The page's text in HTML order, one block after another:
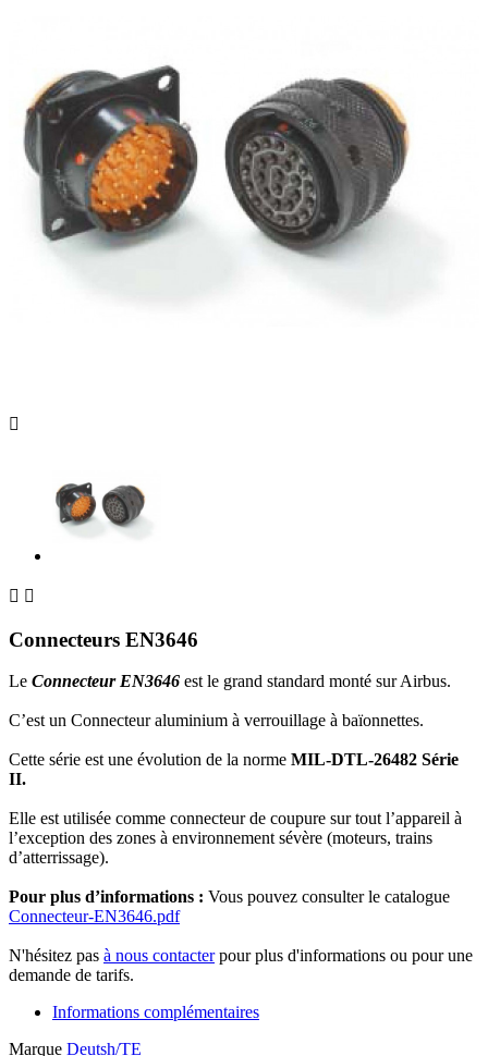

 
Connecteurs EN3646
Le Connecteur EN3646 est le grand standard monté sur Airbus.
C’est un Connecteur aluminium à verrouillage à baïonnettes.
Cette série est une évolution de la norme MIL-DTL-26482 Série
II.
Elle est utilisée comme connecteur de coupure sur tout l’appareil à
l’exception des zones à environnement sévère (moteurs, trains
d’atterrissage).
Pour plus d’informations : Vous pouvez consulter le catalogue
Connecteur-EN3646.pdf
N'hésitez pas à nous contacterpour plus d'informations ou pour une
demande de tarifs.
Informations complémentaires
Marque Deutsh/TE